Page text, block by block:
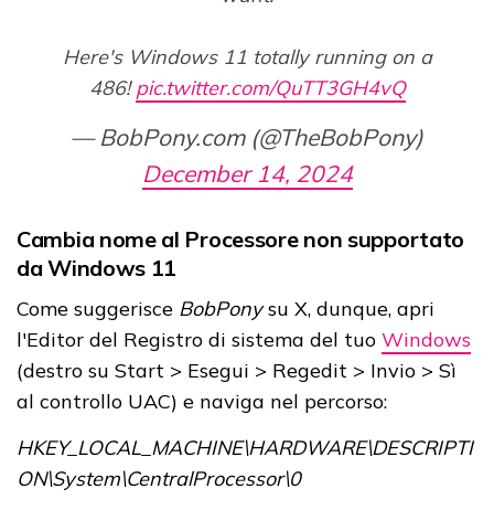
Here's Windows 11 totally running on a
486!pic.twitter.com/QuTT3GH4vQ
— BobPony.com (@TheBobPony)
December 14, 2024
Cambia nome al Processore non supportato
da Windows 11
Come suggerisce BobPonysu X, dunque, apri
l'Editor del Registro di sistema del tuo Windows
(destro su Start > Esegui > Regedit > Invio > Sì
al controllo UAC) e naviga nel percorso:
HKEY_LOCAL_MACHINE\HARDWARE\DESCRIPTI
ON\System\CentralProcessor\0